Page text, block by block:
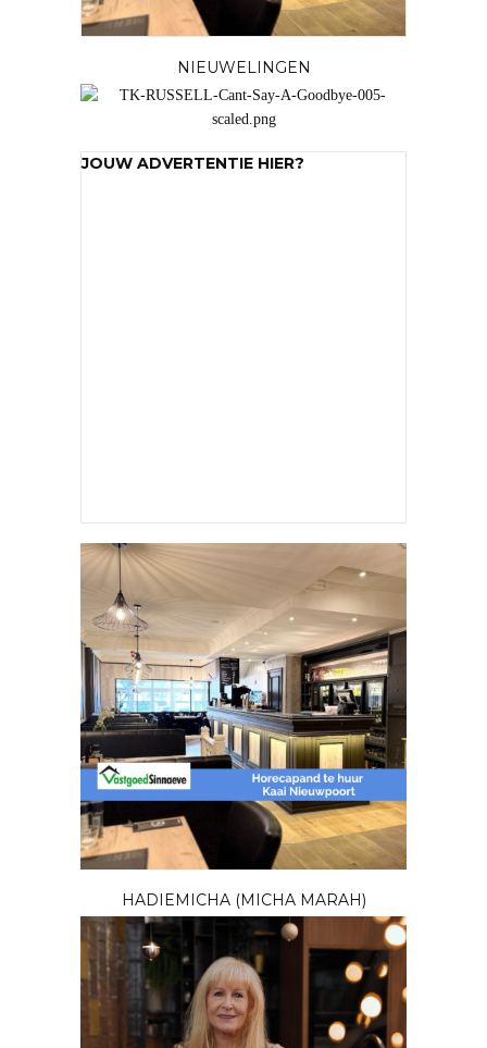
NIEUWELINGEN
JOUW ADVERTENTIE HIER?
HADIEMICHA (MICHA MARAH)